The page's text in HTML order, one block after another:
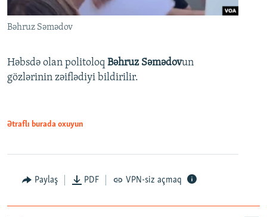
Bəhruz Səmədov
Həbsdə olan politoloq Bəhruz Səmədovun
gözlərinin zəiflədiyi bildirilir.
Ətraflı burada oxuyun
Paylaş PDF VPN-siz açmaq